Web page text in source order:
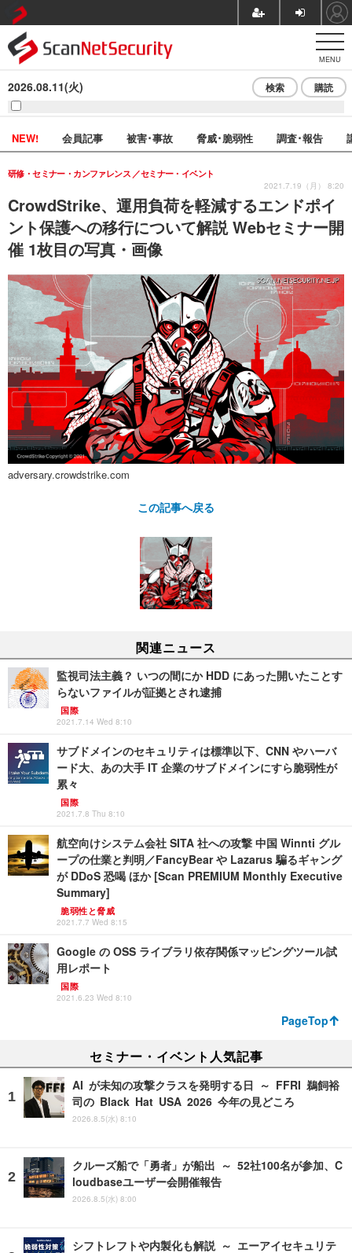
MENU
2026.08.11(火) 検索 購読
NEW! 会員記事 被害･事故 脅威･脆弱性 調査･報告
CrowdStrike、運用負荷を軽減するエンドポイ
ント保護への移行について解説 Webセミナー開
催 1枚目の写真・画像
研修・セミナー・カンファレンス セミナー・イベント
2021.7.19（月） 8:20
adversary.crowdstrike.com
この記事へ戻る
関連ニュース
監視司法主義？ いつの間にか HDD にあった開いたことす
らないファイルが証拠とされ逮捕
国際
2021.7.14 Wed 8:10
サブドメインのセキュリティは標準以下、CNN やハーバ
ード大、あの大手 IT 企業のサブドメインにすら脆弱性が
累々
国際
2021.7.8 Thu 8:10
航空向けシステム会社 SITA 社への攻撃 中国 Winnti グル
ープの仕業と判明／FancyBear や Lazarus 騙るギャング
が DDoS 恐喝 ほか [Scan PREMIUM Monthly Executive
Summary]
脆弱性と脅威
2021.7.7 Wed 8:15
Google の OSS ライブラリ依存関係マッピングツール試
用レポート
国際
2021.6.23 Wed 8:10
PageTop
セミナー・イベント人気記事
AI が未知の攻撃クラスを発明する日 ～ FFRI 鵜飼裕
司の Black Hat USA 2026 今年の見どころ
2026.8.5(水) 8:10
クルーズ船で「勇者」が船出 ～ 52社100名が参加、C
loudbaseユーザー会開催報告
2026.8.5(水) 8:00
シフトレフトや内製化も解説 ～ エーアイセキュリテ